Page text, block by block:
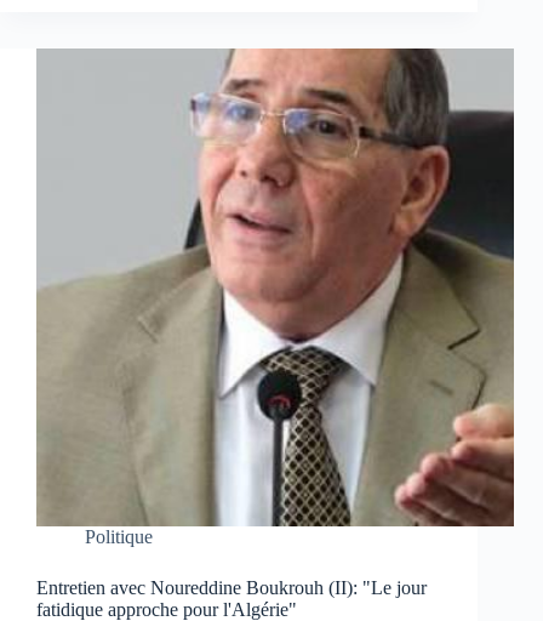
Politique
Entretien avec Noureddine Boukrouh (II): "Le jour
fatidique approche pour l'Algérie"